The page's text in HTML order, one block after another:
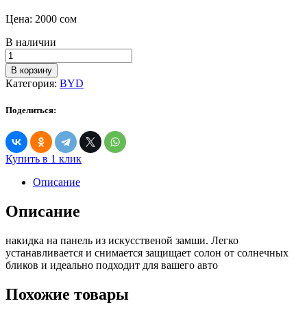
Цена: 2000 сом
В наличии
Количество
товара
BYD
Youn
В корзину
Категория: BYD
Поделиться:
Купить в 1 клик
Описание
Описание
накидка на панель из искусственой замши. Легко
устанавливается и снимается защищает солон от солнечных
бликов и идеально подходит для вашего авто
Похожие товары